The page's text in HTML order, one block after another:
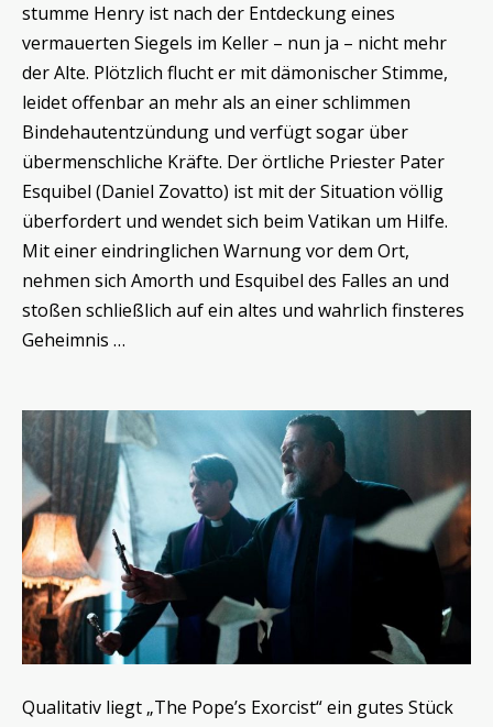
stumme Henry ist nach der Entdeckung eines
vermauerten Siegels im Keller – nun ja – nicht mehr
der Alte. Plötzlich flucht er mit dämonischer Stimme,
leidet offenbar an mehr als an einer schlimmen
Bindehautentzündung und verfügt sogar über
übermenschliche Kräfte. Der örtliche Priester Pater
Esquibel (Daniel Zovatto) ist mit der Situation völlig
überfordert und wendet sich beim Vatikan um Hilfe.
Mit einer eindringlichen Warnung vor dem Ort,
nehmen sich Amorth und Esquibel des Falles an und
stoßen schließlich auf ein altes und wahrlich finsteres
Geheimnis …
Qualitativ liegt „The Pope’s Exorcist“ ein gutes Stück